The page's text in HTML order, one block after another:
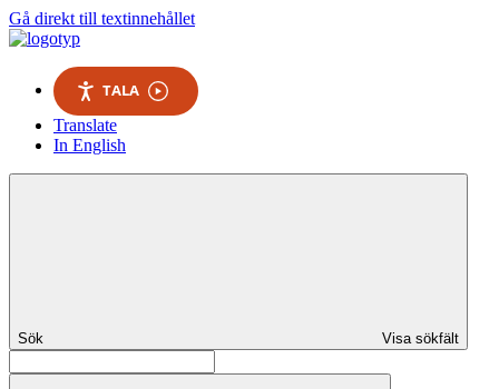
Gå direkt till textinnehållet
TALA
Translate
In English
Sök Visa sökfält